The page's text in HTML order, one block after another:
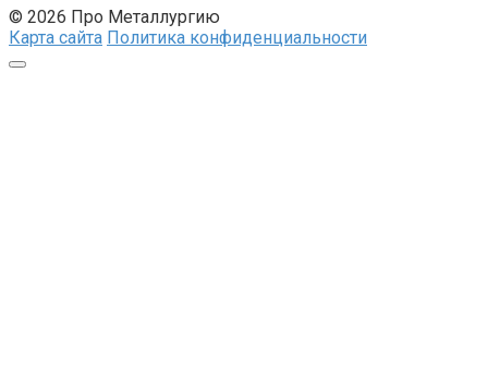
© 2026 Про Металлургию
Карта сайта Политика конфиденциальности